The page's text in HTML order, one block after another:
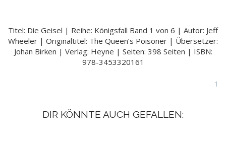
Titel: Die Geisel | Reihe: Königsfall Band 1 von 6 | Autor: Jeff
Wheeler | Originaltitel: The Queen’s Poisoner | Übersetzer:
Johan Birken | Verlag: Heyne | Seiten: 398 Seiten | ISBN:
978-3453320161
1
DIR KÖNNTE AUCH GEFALLEN: